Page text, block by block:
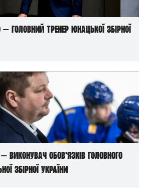
головний тренер юнацької збірної
виконувач обов’язків головного
збірної України